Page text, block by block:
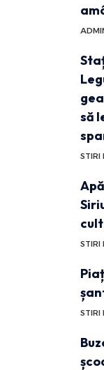
să
STIRI
STIRI
STIRI